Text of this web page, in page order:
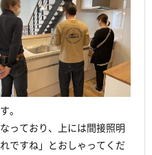
。
っており、上には間接照明
ですね」とおしゃってくだ